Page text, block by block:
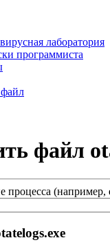
лаборатория
программиста
файл
процесса (например,